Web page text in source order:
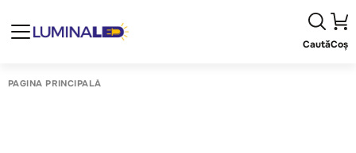
CautăCoș
PAGINA PRINCIPALĂ